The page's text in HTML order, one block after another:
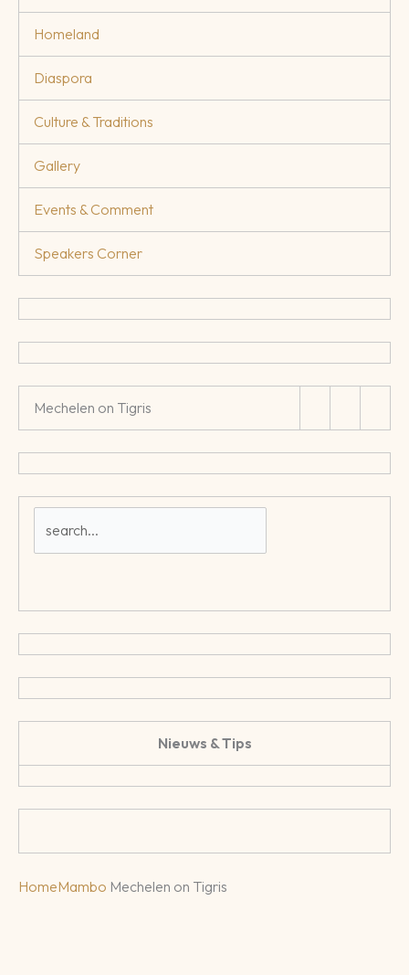
Homeland
Diaspora
Culture & Traditions
Gallery
Events & Comment
Speakers Corner
Mechelen on Tigris
Nieuws & Tips
HomeMambo Mechelen on Tigris